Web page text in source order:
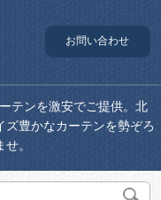
お問い合わせ
テンを激安でご提供。北
豊かなカーテンを勢ぞろ
。